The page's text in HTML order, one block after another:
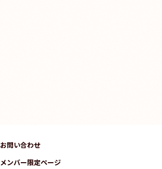
お問い合わせ
メンバー限定ページ